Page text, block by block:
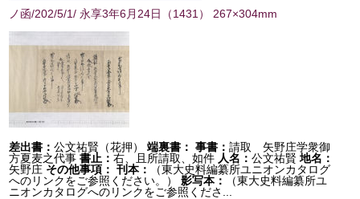
ノ函/202/5/1/ 永享3年6月24日 （1431 ） 267×304mm
差出書：公文祐賢（花押） 端裏書： 事書：請取 矢野庄学衆御
方夏麦之代事 書止：右、且所請取、如件 人名：公文祐賢 地名：
矢野庄 その他事項： 刊本：
（東大史料編纂所ユニオンカタログ
へのリンクをご参照ください。）
影写本：
（東大史料編纂所ユ
ニオンカタログへのリンクをご参照くださ...